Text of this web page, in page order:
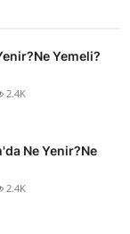
Yemeli?
2.4K
Ne Yenir?Ne
2.4K